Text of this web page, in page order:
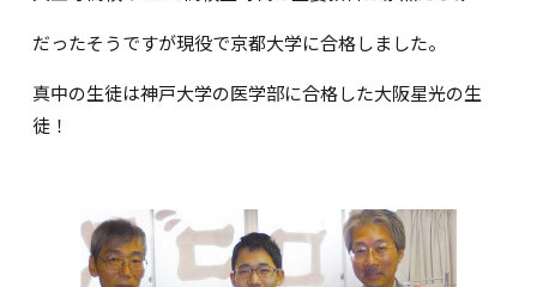
だったそうですが現役で京都大学に合格しました。
真中の生徒は神戸大学の医学部に合格した大阪星光の生
徒！